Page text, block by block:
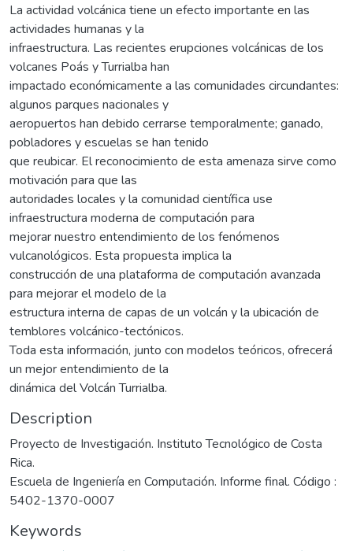
La actividad volcánica tiene un efecto importante en las
actividades humanas y la
infraestructura. Las recientes erupciones volcánicas de los
volcanes Poás y Turrialba han
impactado económicamente a las comunidades circundantes:
algunos parques nacionales y
aeropuertos han debido cerrarse temporalmente; ganado,
pobladores y escuelas se han tenido
que reubicar. El reconocimiento de esta amenaza sirve como
motivación para que las
autoridades locales y la comunidad científica use
infraestructura moderna de computación para
mejorar nuestro entendimiento de los fenómenos
vulcanológicos. Esta propuesta implica la
construcción de una plataforma de computación avanzada
para mejorar el modelo de la
estructura interna de capas de un volcán y la ubicación de
temblores volcánico-tectónicos.
Toda esta información, junto con modelos teóricos, ofrecerá
un mejor entendimiento de la
dinámica del Volcán Turrialba.
Description
Proyecto de Investigación. Instituto Tecnológico de Costa
Rica.
Escuela de Ingeniería en Computación. Informe final. Código :
5402-1370-0007
Keywords